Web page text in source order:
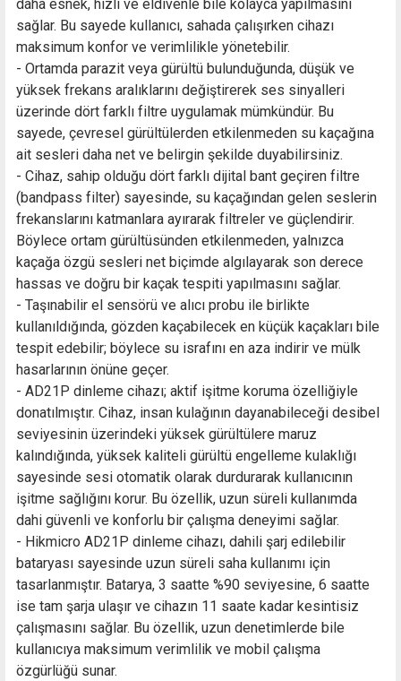
daha esnek, hızlı ve eldivenle bile kolayca yapılmasını
sağlar. Bu sayede kullanıcı, sahada çalışırken cihazı
maksimum konfor ve verimlilikle yönetebilir.
- Ortamda parazit veya gürültü bulunduğunda, düşük ve
yüksek frekans aralıklarını değiştirerek ses sinyalleri
üzerinde dört farklı filtre uygulamak mümkündür. Bu
sayede, çevresel gürültülerden etkilenmeden su kaçağına
ait sesleri daha net ve belirgin şekilde duyabilirsiniz.
- Cihaz, sahip olduğu dört farklı dijital bant geçiren filtre
(bandpass filter) sayesinde, su kaçağından gelen seslerin
frekanslarını katmanlara ayırarak filtreler ve güçlendirir.
Böylece ortam gürültüsünden etkilenmeden, yalnızca
kaçağa özgü sesleri net biçimde algılayarak son derece
hassas ve doğru bir kaçak tespiti yapılmasını sağlar.
- Taşınabilir el sensörü ve alıcı probu ile birlikte
kullanıldığında, gözden kaçabilecek en küçük kaçakları bile
tespit edebilir; böylece su israfını en aza indirir ve mülk
hasarlarının önüne geçer.
- AD21P dinleme cihazı; aktif işitme koruma özelliğiyle
donatılmıştır. Cihaz, insan kulağının dayanabileceği desibel
seviyesinin üzerindeki yüksek gürültülere maruz
kalındığında, yüksek kaliteli gürültü engelleme kulaklığı
sayesinde sesi otomatik olarak durdurarak kullanıcının
işitme sağlığını korur. Bu özellik, uzun süreli kullanımda
dahi güvenli ve konforlu bir çalışma deneyimi sağlar.
- Hikmicro AD21P dinleme cihazı, dahili şarj edilebilir
bataryası sayesinde uzun süreli saha kullanımı için
tasarlanmıştır. Batarya, 3 saatte %90 seviyesine, 6 saatte
ise tam şarja ulaşır ve cihazın 11 saate kadar kesintisiz
çalışmasını sağlar. Bu özellik, uzun denetimlerde bile
kullanıcıya maksimum verimlilik ve mobil çalışma
özgürlüğü sunar.